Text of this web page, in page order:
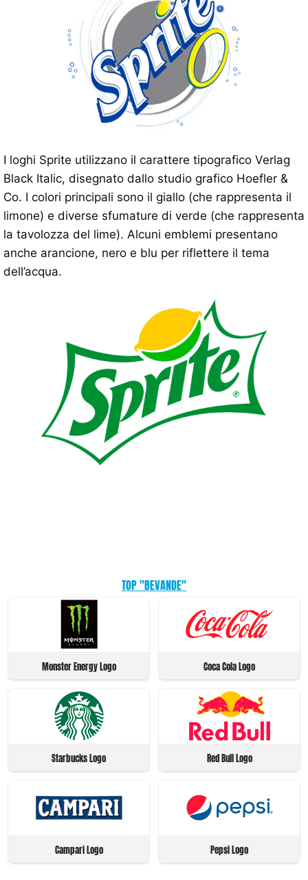
I loghi Sprite utilizzano il carattere tipografico Verlag
Black Italic, disegnato dallo studio grafico Hoefler &
Co. I colori principali sono il giallo (che rappresenta il
limone) e diverse sfumature di verde (che rappresenta
la tavolozza del lime). Alcuni emblemi presentano
anche arancione, nero e blu per riflettere il tema
dell’acqua.
TOP "BEVANDE"
Monster Energy Logo Coca Cola Logo
Starbucks Logo Red Bull Logo
Campari Logo Pepsi Logo